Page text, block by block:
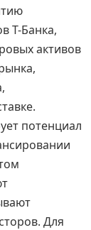
Т-Банка,
активов
потенциал
Для